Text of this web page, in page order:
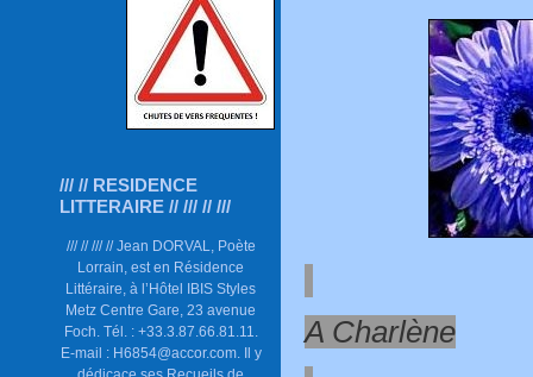
/// // RESIDENCE
LITTERAIRE // /// // ///
/// // /// // Jean DORVAL, Poète
Lorrain, est en Résidence
Littéraire, à l’Hôtel IBIS Styles
Metz Centre Gare, 23 avenue
Foch. Tél. : +33.3.87.66.81.11.
E-mail : H6854@accor.com. Il y
A Charlène